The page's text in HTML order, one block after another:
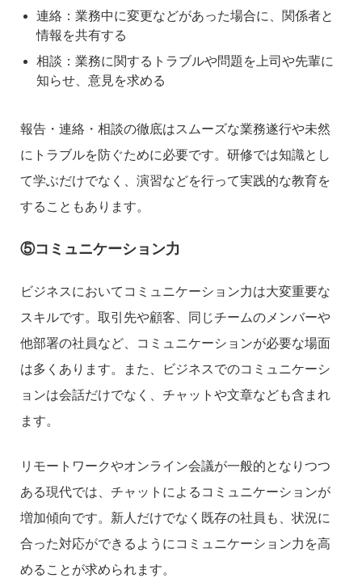
連絡：業務中に変更などがあった場合に、関係者と
情報を共有する
相談：業務に関するトラブルや問題を上司や先輩に
知らせ、意見を求める
報告・連絡・相談の徹底はスムーズな業務遂行や未然
にトラブルを防ぐために必要です。研修では知識とし
て学ぶだけでなく、演習などを行って実践的な教育を
することもあります。
⑤コミュニケーション力
ビジネスにおいてコミュニケーション力は大変重要な
スキルです。取引先や顧客、同じチームのメンバーや
他部署の社員など、コミュニケーションが必要な場面
は多くあります。また、ビジネスでのコミュニケーシ
ョンは会話だけでなく、チャットや文章なども含まれ
ます。
リモートワークやオンライン会議が一般的となりつつ
ある現代では、チャットによるコミュニケーションが
増加傾向です。新人だけでなく既存の社員も、状況に
合った対応ができるようにコミュニケーション力を高
めることが求められます。